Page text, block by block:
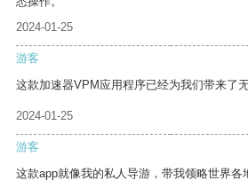
2024-01-25
游客
这款加速器VPM应用程序已经为我们带来了
2024-01-25
游客
这款app就像我的私人导游，带我领略世界各